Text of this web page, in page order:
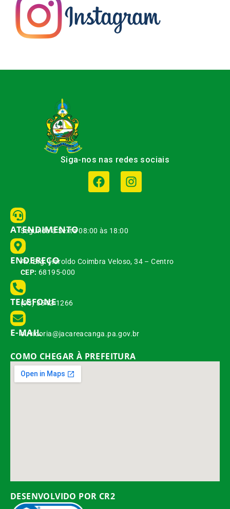
Siga-nos nas redes sociais
ATENDIMENTO
Segunda à Sexta 08:00 às 18:00
ENDEREÇO
Av. Brg. Haroldo Coimbra Veloso, 34 – Centro
CEP: 68195-000
TELEFONE
(93) 3542-1266
E-MAIL
ouvidoria@jacareacanga.pa.gov.br
COMO CHEGAR À PREFEITURA
DESENVOLVIDO POR CR2